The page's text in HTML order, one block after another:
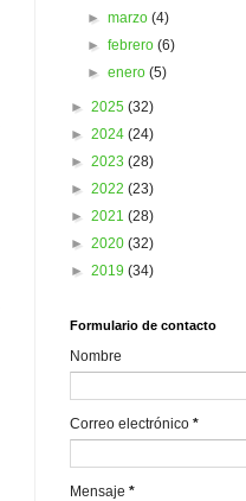
► marzo (4)
► febrero (6)
► enero (5)
► 2025 (32)
► 2024 (24)
► 2023 (28)
► 2022 (23)
► 2021 (28)
► 2020 (32)
► 2019 (34)
Formulario de contacto
Nombre
Correo electrónico *
Mensaje *